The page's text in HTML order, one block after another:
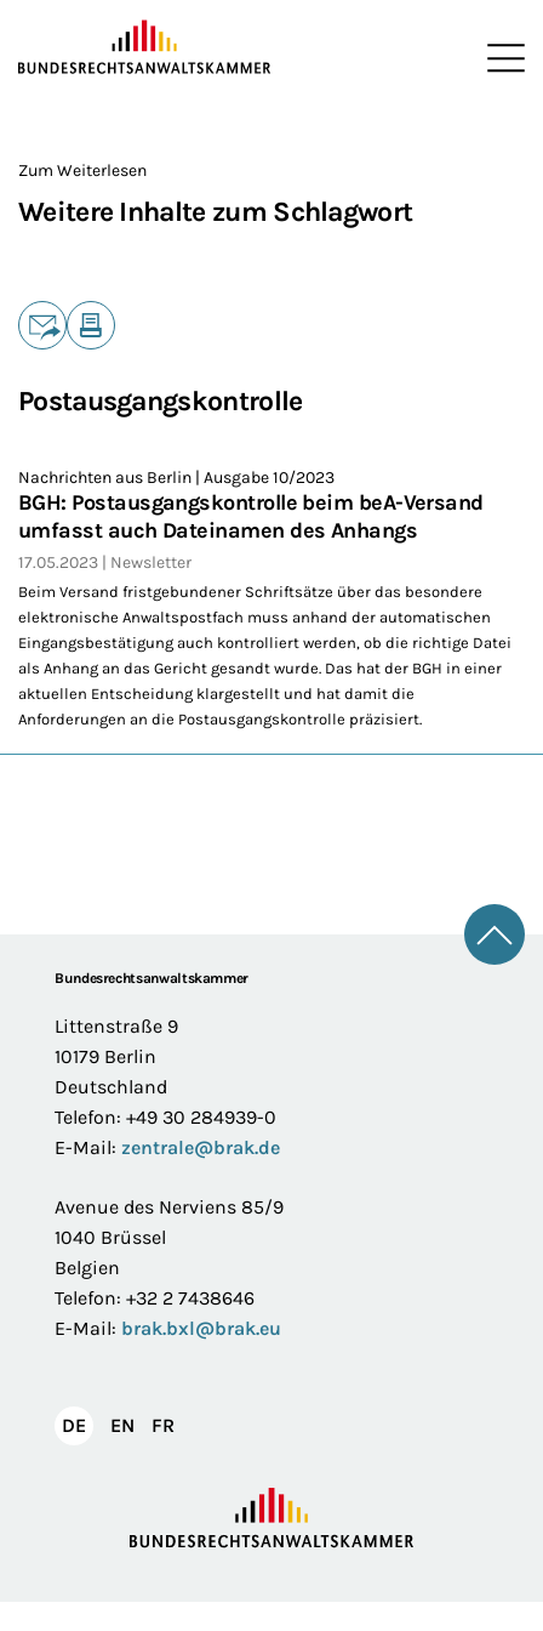
ZUM HAUPTINHALT SPRINGEN
Zum Weiterlesen
Weitere Inhalte zum Schlagwort
Teilen
Postausgangskontrolle
Nachrichten aus Berlin | Ausgabe 10/2023
BGH: Postausgangskontrolle beim beA-Versand
umfasst auch Dateinamen des Anhangs
17.05.2023 Newsletter
Beim Versand fristgebundener Schriftsätze über das besondere
elektronische Anwaltspostfach muss anhand der automatischen
Eingangsbestätigung auch kontrolliert werden, ob die richtige Datei
als Anhang an das Gericht gesandt wurde. Das hat der BGH in einer
aktuellen Entscheidung klargestellt und hat damit die
Anforderungen an die Postausgangskontrolle präzisiert.
FooterBundesrechtsanwaltskammer
Littenstraße 9
10179 Berlin
Deutschland
Telefon: +49 30 284939-0
E-Mail: zentrale@brak.de
Avenue des Nerviens 85/9
1040 Brüssel
Belgien
Telefon: +32 2 7438646
E-Mail: brak.bxl@brak.eu
DEDeutsch
EN English
FR